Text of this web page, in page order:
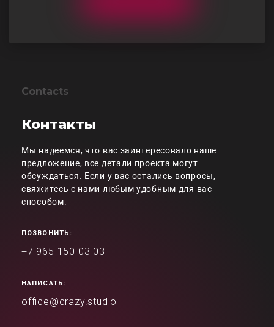
Contacts
Контакты
Мы надеемся, что вас заинтересовало наше
предложение, все детали проекта могут
обсуждаться. Если у вас остались вопросы,
свяжитесь с нами любым удобным для вас
способом.
ПОЗВОНИТЬ:
+7 965 150 03 03
НАПИСАТЬ:
office@crazy.studio